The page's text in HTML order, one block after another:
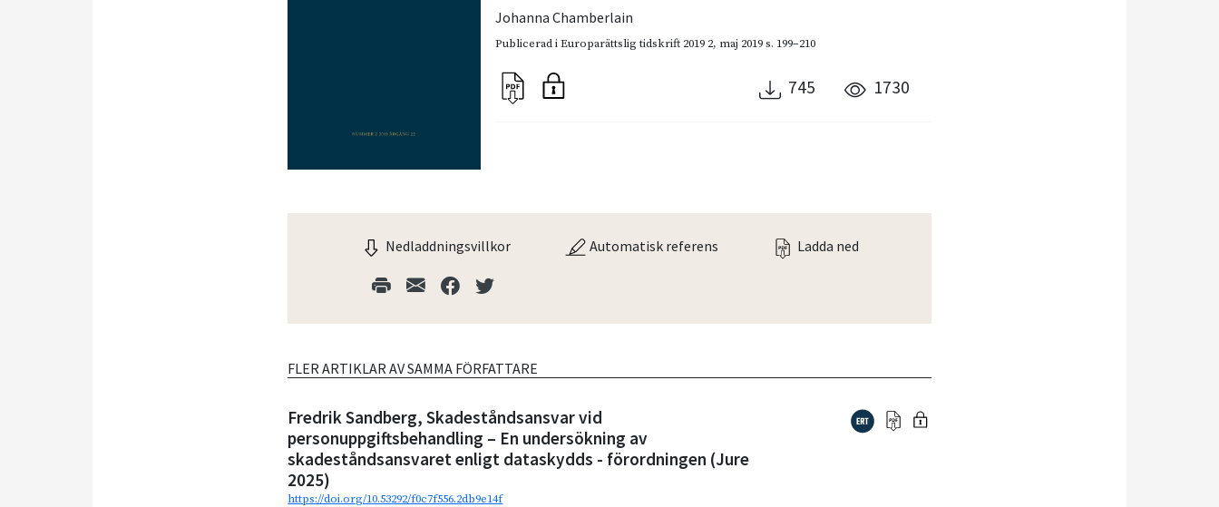
Johanna Chamberlain
Publicerad iEuroparättslig tidskrift 2019 2, maj 2019s. 199–210
745 1730
Nedladdningsvillkor Automatisk referens Ladda ned
FLER ARTIKLAR AV SAMMA FÖRFATTARE
Fredrik Sandberg, Skadeståndsansvar vid
personuppgiftsbehandling – En undersökning av
skadeståndsansvaret enligt dataskydds - förordningen (Jure
2025)
https://doi.org/10.53292/f0c7f556.2db9e14f